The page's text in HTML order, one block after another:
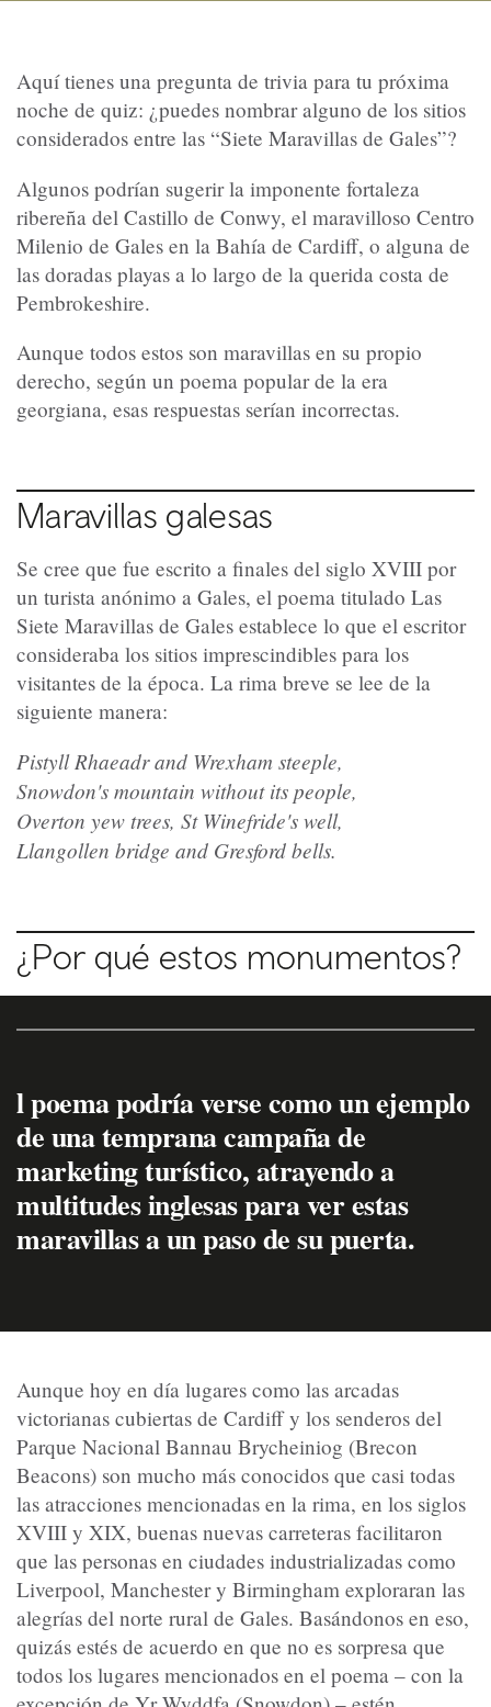
Aquí tienes una pregunta de trivia para tu próxima
noche de quiz: ¿puedes nombrar alguno de los sitios
considerados entre las “Siete Maravillas de Gales”?
Algunos podrían sugerir la imponente fortaleza
ribereña del Castillo de Conwy, el maravilloso Centro
Milenio de Gales en la Bahía de Cardiff, o alguna de
las doradas playas a lo largo de la querida costa de
Pembrokeshire.
Aunque todos estos son maravillas en su propio
derecho, según un poema popular de la era
georgiana, esas respuestas serían incorrectas.
Maravillas galesas
Se cree que fue escrito a finales del siglo XVIII por
un turista anónimo a Gales, el poema titulado Las
Siete Maravillas de Gales establece lo que el escritor
consideraba los sitios imprescindibles para los
visitantes de la época. La rima breve se lee de la
siguiente manera:
Pistyll Rhaeadr and Wrexham steeple,
Snowdon's mountain without its people,
Overton yew trees, St Winefride's well,
Llangollen bridge and Gresford bells.
¿Por qué estos monumentos?
l poema podría verse como un ejemplo
de una temprana campaña de
marketing turístico, atrayendo a
multitudes inglesas para ver estas
maravillas a un paso de su puerta.
Aunque hoy en día lugares como las arcadas
victorianas cubiertas de Cardiff y los senderos del
Parque Nacional Bannau Brycheiniog (Brecon
Beacons) son mucho más conocidos que casi todas
las atracciones mencionadas en la rima, en los siglos
XVIII y XIX, buenas nuevas carreteras facilitaron
que las personas en ciudades industrializadas como
Liverpool, Manchester y Birmingham exploraran las
alegrías del norte rural de Gales. Basándonos en eso,
quizás estés de acuerdo en que no es sorpresa que
todos los lugares mencionados en el poema – con la